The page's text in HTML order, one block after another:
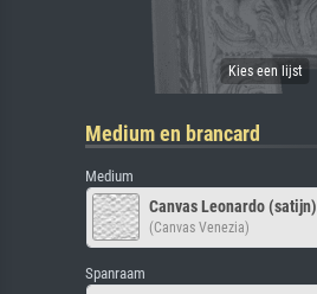
Medium en brancard
Medium
Canvas Leonardo (satijn)
(Canvas Venezia)
Spanraam